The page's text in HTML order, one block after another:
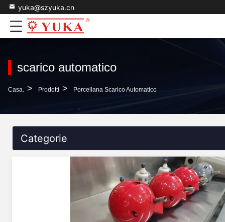
yuka@szyuka.cn
scarico automatico
Casa. > Prodotti > Porcellana Scarico Automatico
Categorie